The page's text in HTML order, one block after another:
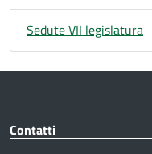
Sedute VII legislatura
Contatti